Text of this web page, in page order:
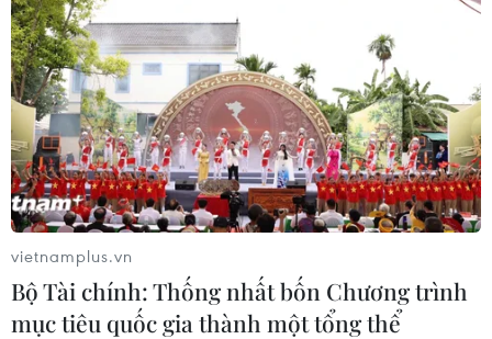
vietnamplus.vn
Bộ Tài chính: Thống nhất bốn Chương trình
mục tiêu quốc gia thành một tổng thể